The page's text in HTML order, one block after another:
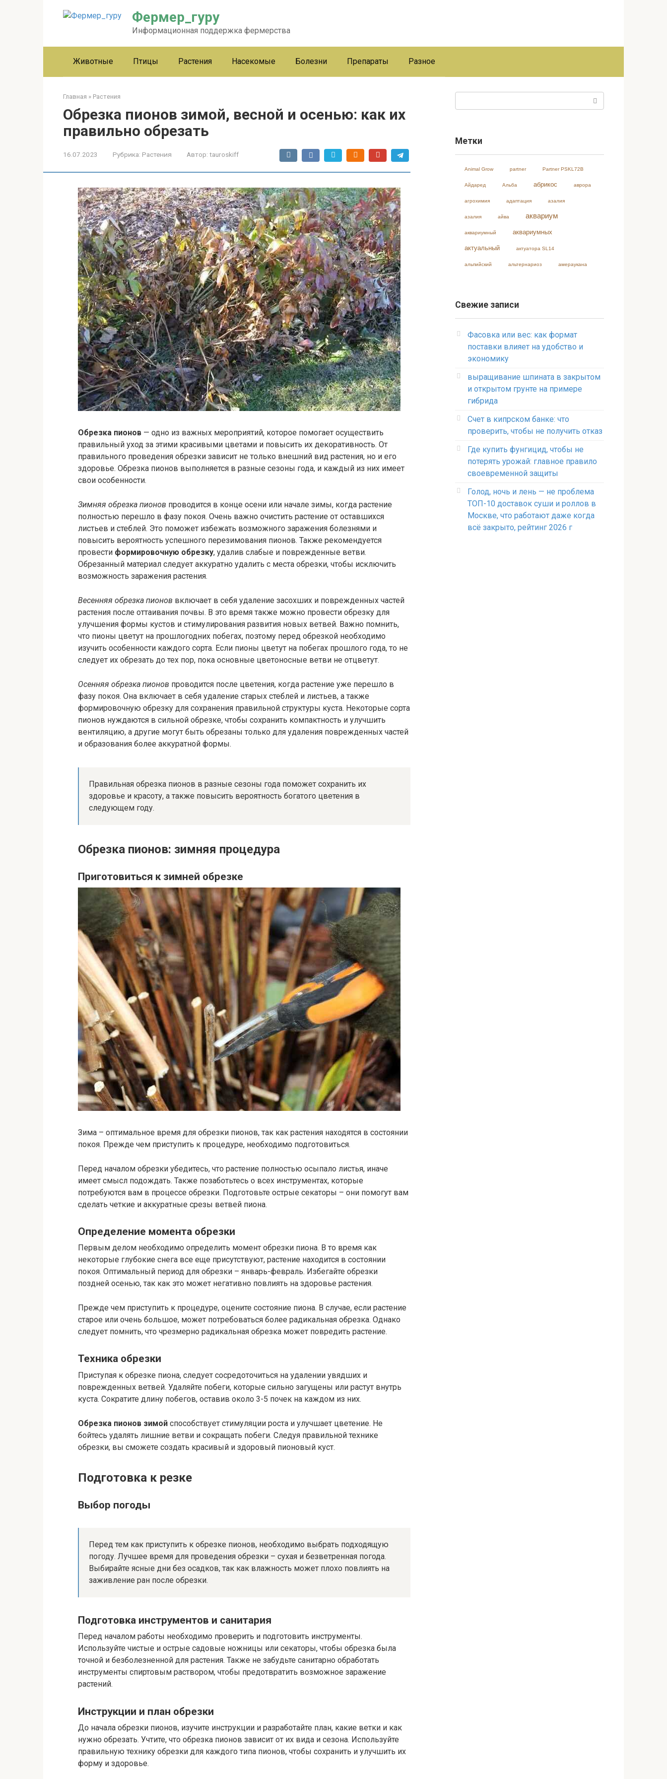
Фермер_гуру
Информационная поддержка фермерства
Животные Птицы Растения Насекомые Болезни Препараты Разное
Главная » Растения
Обрезка пионов зимой, весной и осенью: как их
правильно обрезать
16.07.2023 Рубрика: Растения Автор: tauroskiff
Обрезка пионов — одно из важных мероприятий, которое помогает осуществить
правильный уход за этими красивыми цветами и повысить их декоративность. От
правильного проведения обрезки зависит не только внешний вид растения, но и его
здоровье. Обрезка пионов выполняется в разные сезоны года, и каждый из них имеет
свои особенности.
Зимняя обрезка пионов проводится в конце осени или начале зимы, когда растение
полностью перешло в фазу покоя. Очень важно очистить растение от оставшихся
листьев и стеблей. Это поможет избежать возможного заражения болезнями и
повысить вероятность успешного перезимования пионов. Также рекомендуется
провести формировочную обрезку, удалив слабые и поврежденные ветви.
Обрезанный материал следует аккуратно удалить с места обрезки, чтобы исключить
возможность заражения растения.
Весенняя обрезка пионов включает в себя удаление засохших и поврежденных частей
растения после оттаивания почвы. В это время также можно провести обрезку для
улучшения формы кустов и стимулирования развития новых ветвей. Важно помнить,
что пионы цветут на прошлогодних побегах, поэтому перед обрезкой необходимо
изучить особенности каждого сорта. Если пионы цветут на побегах прошлого года, то не
следует их обрезать до тех пор, пока основные цветоносные ветви не отцветут.
Осенняя обрезка пионов проводится после цветения, когда растение уже перешло в
фазу покоя. Она включает в себя удаление старых стеблей и листьев, а также
формировочную обрезку для сохранения правильной структуры куста. Некоторые сорта
пионов нуждаются в сильной обрезке, чтобы сохранить компактность и улучшить
вентиляцию, а другие могут быть обрезаны только для удаления поврежденных частей
и образования более аккуратной формы.
Правильная обрезка пионов в разные сезоны года поможет сохранить их
здоровье и красоту, а также повысить вероятность богатого цветения в
следующем году.
Обрезка пионов: зимняя процедура
Приготовиться к зимней обрезке
Зима – оптимальное время для обрезки пионов, так как растения находятся в состоянии
покоя. Прежде чем приступить к процедуре, необходимо подготовиться.
Перед началом обрезки убедитесь, что растение полностью осыпало листья, иначе
имеет смысл подождать. Также позаботьтесь о всех инструментах, которые
потребуются вам в процессе обрезки. Подготовьте острые секаторы – они помогут вам
сделать четкие и аккуратные срезы ветвей пиона.
Определение момента обрезки
Первым делом необходимо определить момент обрезки пиона. В то время как
некоторые глубокие снега все еще присутствуют, растение находится в состоянии
покоя. Оптимальный период для обрезки – январь-февраль. Избегайте обрезки
поздней осенью, так как это может негативно повлиять на здоровье растения.
Прежде чем приступить к процедуре, оцените состояние пиона. В случае, если растение
старое или очень большое, может потребоваться более радикальная обрезка. Однако
следует помнить, что чрезмерно радикальная обрезка может повредить растение.
Техника обрезки
Приступая к обрезке пиона, следует сосредоточиться на удалении увядших и
поврежденных ветвей. Удаляйте побеги, которые сильно загущены или растут внутрь
куста. Сократите длину побегов, оставив около 3-5 почек на каждом из них.
Обрезка пионов зимой способствует стимуляции роста и улучшает цветение. Не
бойтесь удалять лишние ветви и сокращать побеги. Следуя правильной технике
обрезки, вы сможете создать красивый и здоровый пионовый куст.
Подготовка к резке
Выбор погоды
Перед тем как приступить к обрезке пионов, необходимо выбрать подходящую
погоду. Лучшее время для проведения обрезки – сухая и безветренная погода.
Выбирайте ясные дни без осадков, так как влажность может плохо повлиять на
заживление ран после обрезки.
Подготовка инструментов и санитария
Перед началом работы необходимо проверить и подготовить инструменты.
Используйте чистые и острые садовые ножницы или секаторы, чтобы обрезка была
точной и безболезненной для растения. Также не забудьте санитарно обработать
инструменты спиртовым раствором, чтобы предотвратить возможное заражение
растений.
Инструкции и план обрезки
До начала обрезки пионов, изучите инструкции и разработайте план, какие ветки и как
нужно обрезать. Учтите, что обрезка пионов зависит от их вида и сезона. Используйте
правильную технику обрезки для каждого типа пионов, чтобы сохранить и улучшить их
форму и здоровье.
Метки
Animal Grow partner Partner PSKL72B
Айдаред Альба абрикос аврора
агрохимия адаптация азалия
азалия айва аквариум
аквариумный аквариумных
актуальный актуатора SL14
альпийский альтернариоз амераукана
Свежие записи
Фасовка или вес: как формат
поставки влияет на удобство и
экономику
выращивание шпината в закрытом
и открытом грунте на примере
гибрида
Счет в кипрском банке: что
проверить, чтобы не получить отказ
Где купить фунгицид, чтобы не
потерять урожай: главное правило
своевременной защиты
Голод, ночь и лень — не проблема
ТОП-10 доставок суши и роллов в
Москве, что работают даже когда
всё закрыто, рейтинг 2026 г